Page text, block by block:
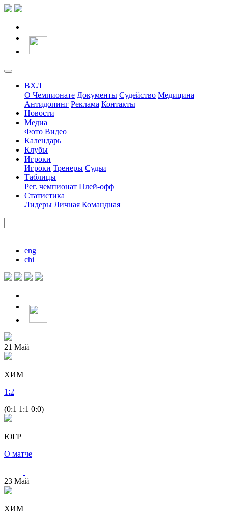
ВХЛ
О Чемпионате Документы Судейство Медицина
Антидопинг Реклама Контакты
Новости
Медиа
Фото Видео
Календарь
Клубы
Игроки
Игроки Тренеры Судьи
Таблицы
Рег. чемпионат Плей-офф
Статистика
Лидеры Личная Командная
eng
chi
21 Май
ХИМ
1 :2
(0:1 1:1 0:0)
ЮГР
О матче
23 Май
ХИМ